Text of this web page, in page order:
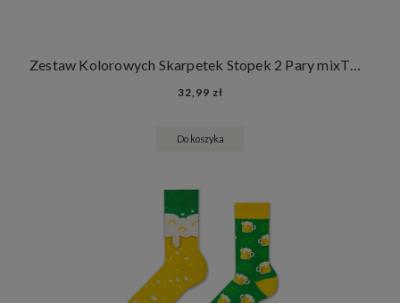
Zestaw Kolorowych Skarpetek Stopek 2 Pary mixTURY Chmielowe Śmieszne Damskie Męskie
32,99 zł
Do koszyka